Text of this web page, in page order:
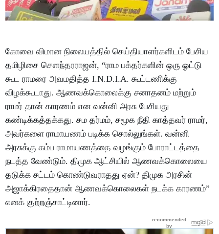
கோவை விமான நிலையத்தில் செய்தியாளர்களிடம் பேசிய
தமிழிசை சௌந்தரராஜன், “ராம பக்தர்களின் ஒரு ஓட்டு
கூட ராமரை அவமதித்த I.N.D.I.A. கூட்டணிக்கு
விழக்கூடாது. ஆணவக்கொலைக்கு சனாதனம் மற்றும்
ராமர் தான் காரணம் என வன்னி அரசு பேசியது
கண்டிக்கத்தக்கது. சம தர்மம், சமூக நீதி காத்தவர் ராமர்,
அவர்களை ராமாயணம் படிக்க சொல்லுங்கள். வன்னி
அரசுக்கு கம்ப ராமாயணத்தை வழங்கும் போராட்டத்தை
நடத்த வேண்டும். திமுக ஆட்சியில் ஆணவக்கொலையை
தடுக்க சட்டம் கொண்டுவராதது ஏன்? திமுக அரசின்
அஜாக்கிரதைதான் ஆணவக்கொலைகள் நடக்க காரணம்”
எனக் குற்றஞ்சாட்டினார்.